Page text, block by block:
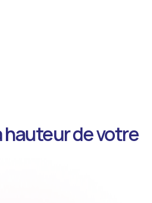
hauteur de votre